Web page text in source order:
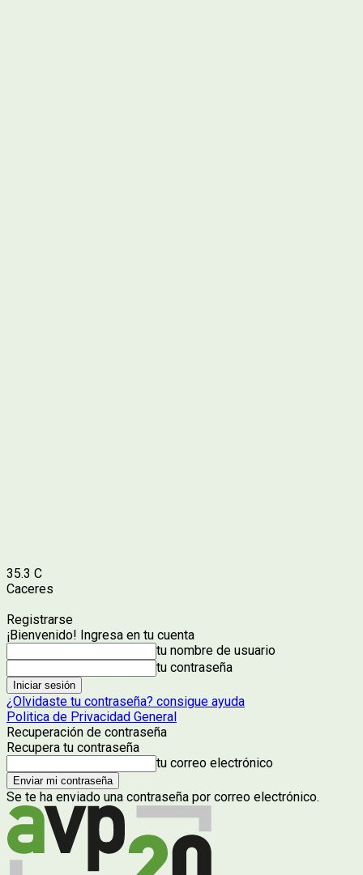
35.3 C
Caceres
Registrarse
¡Bienvenido! Ingresa en tu cuenta
tu nombre de usuario
tu contraseña
¿Olvidaste tu contraseña? consigue ayuda
Politica de Privacidad General
Recuperación de contraseña
Recupera tu contraseña
tu correo electrónico
Se te ha enviado una contraseña por correo electrónico.